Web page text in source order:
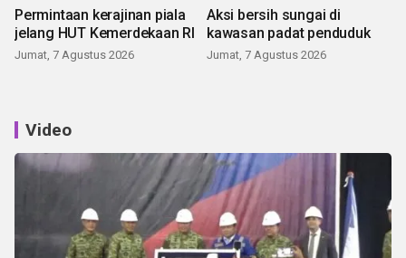
Permintaan kerajinan piala
jelang HUT Kemerdekaan RI
Jumat, 7 Agustus 2026
Aksi bersih sungai di
kawasan padat penduduk
Jumat, 7 Agustus 2026
Video